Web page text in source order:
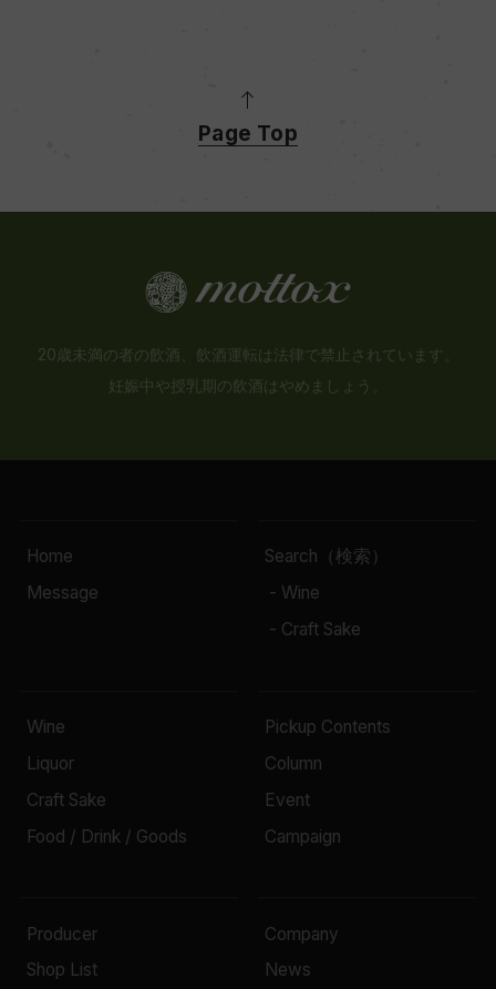
Page Top
20歳未満の者の飲酒、飲酒運転は法律で禁止されています。
妊娠中や授乳期の飲酒はやめましょう。
Home
Message
Search（検索）
- Wine
- Craft Sake
Wine
Liquor
Craft Sake
Food / Drink / Goods
Pickup Contents
Column
Event
Campaign
Producer
Shop List
Company
News